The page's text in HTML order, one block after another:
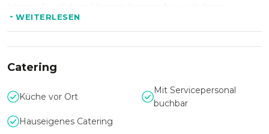
Vorstellungen umsetzen.
Flexible Raumkapazitäten für
unterschiedliche Formate
Platz und eignet sich für Galas mit bis zu 136 Personen.
Nutzen Sie im Sommer gerne zusätzlich die 650m² große
Piazza Cristiano im Außenbereich der Location. Diese grüne
WEITERLESEN
Catering
Küche vor Ort
Mit Servicepersonal
buchbar
Hauseigenes Catering